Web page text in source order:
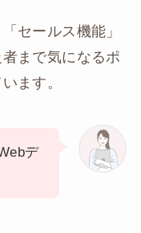
セールス機能」
まで気になるポ
ます。
デ